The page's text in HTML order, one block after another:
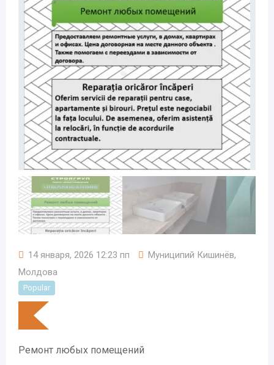
14 января, 2026 12:23 пп Муниципий Кишинёв,
Молдова
Popular
Ремонт любых помещений